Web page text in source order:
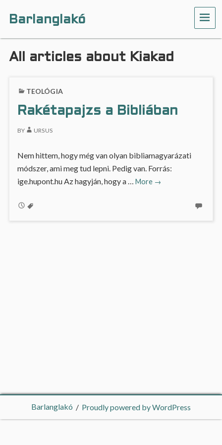
Barlanglakó
All articles about Kiakad
TEOLÓGIA
Rakétapajzs a Bibliában
BY URSUS
Nem hittem, hogy még van olyan bibliamagyarázati
módszer, ami meg tud lepni. Pedig van. Forrás:
ige.hupont.hu Az hagyján, hogy a … More
Rakétapajzs
→
Barlanglakó Proudly powered by WordPress